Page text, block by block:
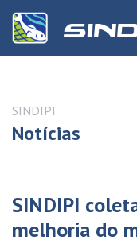
SINDIPI
Notícias
SINDIPI
melhoria do